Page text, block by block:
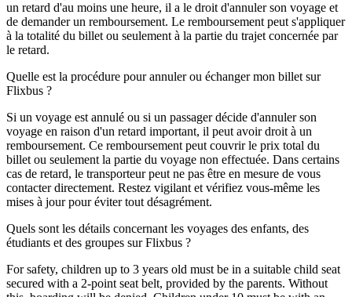
un retard d'au moins une heure, il a le droit d'annuler son voyage et
de demander un remboursement. Le remboursement peut s'appliquer
à la totalité du billet ou seulement à la partie du trajet concernée par
le retard.
Quelle est la procédure pour annuler ou échanger mon billet sur
Flixbus ?
Si un voyage est annulé ou si un passager décide d'annuler son
voyage en raison d'un retard important, il peut avoir droit à un
remboursement. Ce remboursement peut couvrir le prix total du
billet ou seulement la partie du voyage non effectuée. Dans certains
cas de retard, le transporteur peut ne pas être en mesure de vous
contacter directement. Restez vigilant et vérifiez vous-même les
mises à jour pour éviter tout désagrément.
Quels sont les détails concernant les voyages des enfants, des
étudiants et des groupes sur Flixbus ?
For safety, children up to 3 years old must be in a suitable child seat
secured with a 2-point seat belt, provided by the parents. Without